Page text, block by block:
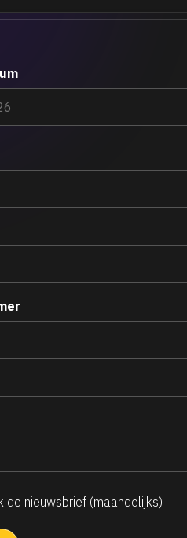
de nieuwsbrief (maandelijks)